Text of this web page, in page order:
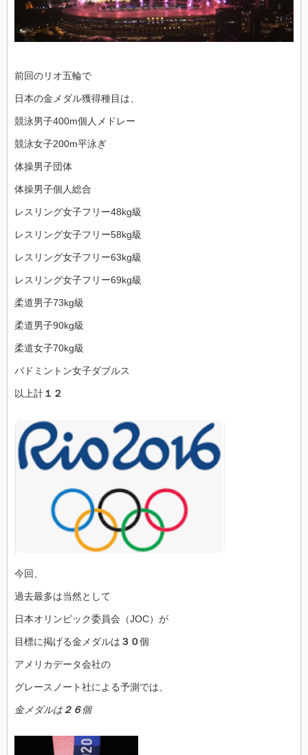
前回のリオ五輪で
日本の金メダル獲得種目は、
競泳男子400m個人メドレー
競泳女子200m平泳ぎ
体操男子団体
体操男子個人総合
レスリング女子フリー48kg級
レスリング女子フリー58kg級
レスリング女子フリー63kg級
レスリング女子フリー69kg級
柔道男子73kg級
柔道男子90kg級
柔道女子70kg級
バドミントン女子ダブルス
以上計１２
今回、
過去最多は当然として
日本オリンピック委員会（JOC）が
目標に掲げる金メダルは ３０個
アメリカデータ会社の
グレースノート社による予測では、
金メダルは２６個